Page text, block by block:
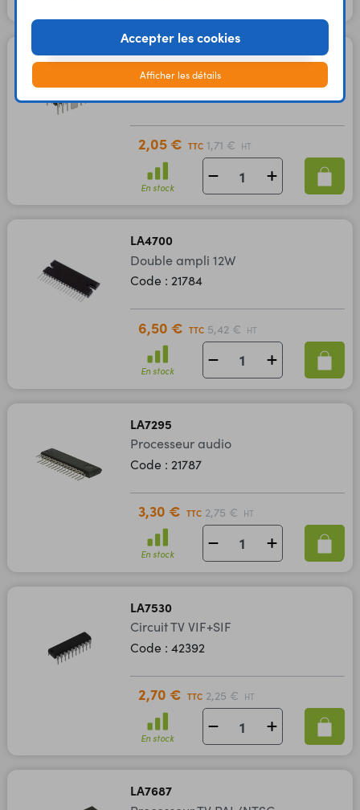
LA4555
Pré-ampli audio 2.3W
Code : 21783
2,05 € TTC 1,71 € HT
En stock
LA4700
Double ampli 12W
Code : 21784
6,50 € TTC 5,42 € HT
En stock
LA7295
Processeur audio
Code : 21787
3,30 € TTC 2,75 € HT
En stock
LA7530
Circuit TV VIF+SIF
Code : 42392
2,70 € TTC 2,25 € HT
En stock
LA7687
Accepter les cookies
Afficher les détails